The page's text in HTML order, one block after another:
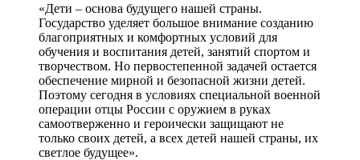
«Дети – основа будущего нашей страны.
Государство уделяет большое внимание созданию
благоприятных и комфортных условий для
обучения и воспитания детей, занятий спортом и
творчеством. Но первостепенной задачей остается
обеспечение мирной и безопасной жизни детей.
Поэтому сегодня в условиях специальной военной
операции отцы России с оружием в руках
самоотверженно и героически защищают не
только своих детей, а всех детей нашей страны, их
светлое будущее».